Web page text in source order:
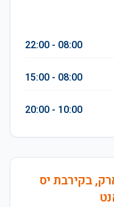
08:00 - 22:00
08:00 - 15:00
10:00 - 20:00
בקירבת יס